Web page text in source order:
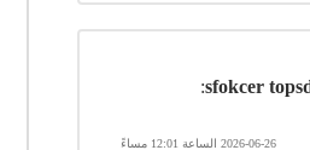
sfokcer
:
2026-06-26 الساعة 12:01 مساءً